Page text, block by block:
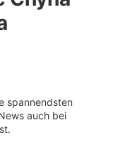
spannendsten
auch bei